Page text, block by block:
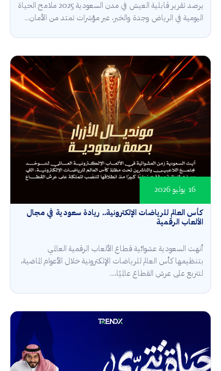
يرصد تقرير قابلية العيش في مدن السعودية 2025 ملامح الحياة
اليومية في الرياض وجدة والخبر، عبر مؤشرات تمتد من الأمان...
كأس العالم للرياضات الإلكترونية.. ريادة سعودية في مجال
الألعاب الرقمية
16 يوليو 2026
أنهت السعودية عشوائية قطاع الألعاب الرقمية العالمي
بتنظيمها كأس العالم للرياضات الإلكترونية خلال الأعوام الماضية،
لتتربع على عرش القطاع عالميًا،...